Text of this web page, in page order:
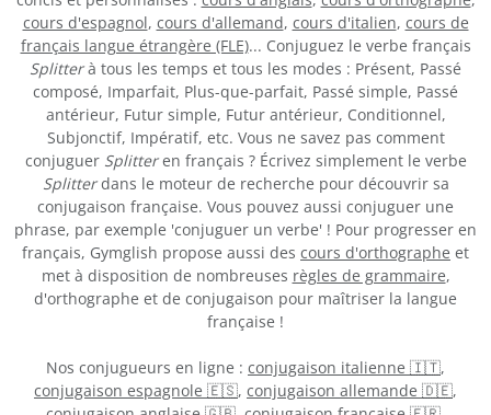
cours d'espagnol, cours d'allemand, cours d'italien, cours de
français langue étrangère (FLE)... Conjuguez le verbe français
Splitterà tous les temps et tous les modes : Présent, Passé
composé, Imparfait, Plus-que-parfait, Passé simple, Passé
antérieur, Futur simple, Futur antérieur, Conditionnel,
Subjonctif, Impératif, etc. Vous ne savez pas comment
conjuguer Splitteren français ? Écrivez simplement le verbe
Splitterdans le moteur de recherche pour découvrir sa
conjugaison française. Vous pouvez aussi conjuguer une
phrase, par exemple 'conjuguer un verbe' ! Pour progresser en
français, Gymglish propose aussi des cours d'orthographe et
met à disposition de nombreuses règles de grammaire,
d'orthographe et de conjugaison pour maîtriser la langue
française !
Nos conjugueurs en ligne : conjugaison italienne 🇮🇹,
conjugaison espagnole 🇪🇸, conjugaison allemande 🇩🇪,